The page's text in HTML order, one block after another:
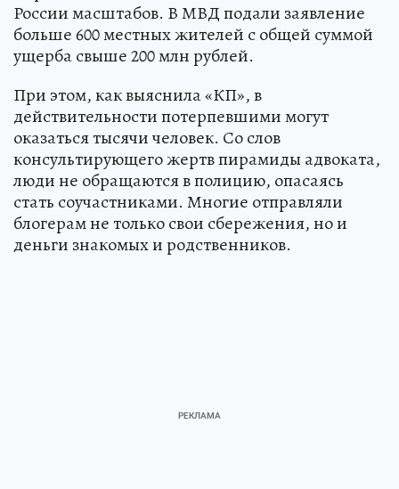
России масштабов. В МВД подали заявление
больше 600 местных жителей с общей суммой
ущерба свыше 200 млн рублей.
При этом, как выяснила «КП», в
действительности потерпевшими могут
оказаться тысячи человек. Со слов
консультирующего жертв пирамиды адвоката,
люди не обращаются в полицию, опасаясь
стать соучастниками. Многие отправляли
блогерам не только свои сбережения, но и
деньги знакомых и родственников.